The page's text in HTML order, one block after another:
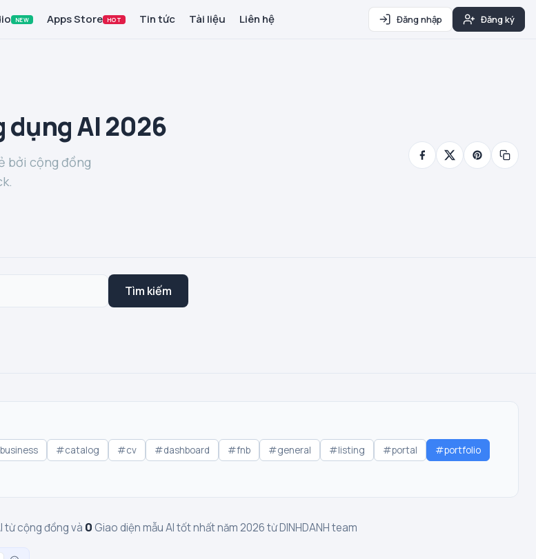
NEW Apps Store HOT Tin tức Tài liệu Liên hệ Đăng nhập Đăng ký
dụng AI 2026
bởi cộng đồng
Tìm kiếm
#catalog #cv #dashboard #fnb #general #listing #portal
#portfolio
từ cộng đồng và 0 Giao diện mẫu AI tốt nhất năm 2026 từ DINHDANH team